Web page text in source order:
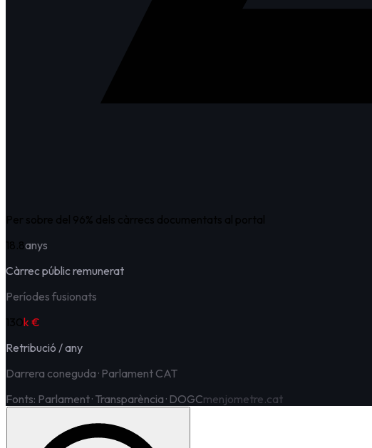
anys
Càrrec públic remunerat
Períodes fusionats
k €
Retribució / any
Darrera coneguda · Parlament CAT
Fonts: Parlament · Transparència · DOGCmenjometre.cat